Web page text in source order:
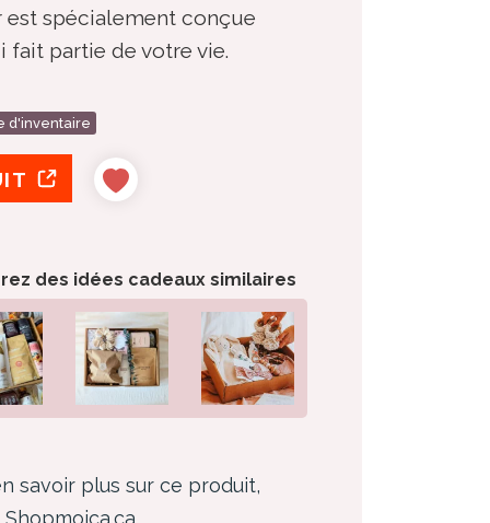
spécialement conçue
partie de votre vie.
d'inventaire
des idées cadeaux similaires
savoir plus sur ce produit,